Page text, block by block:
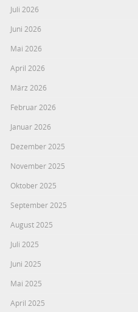
Juli 2026
Juni 2026
Mai 2026
April 2026
März 2026
Februar 2026
Januar 2026
Dezember 2025
November 2025
Oktober 2025
September 2025
August 2025
Juli 2025
Juni 2025
Mai 2025
April 2025